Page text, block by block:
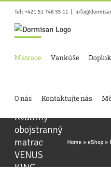
content
Tel: +421 51 748 55 11
Matrace Vankúše
O nás Kontaktujte nás
Kvalitný
obojstranný
matrac
VENUS
KING
Home » eShop »